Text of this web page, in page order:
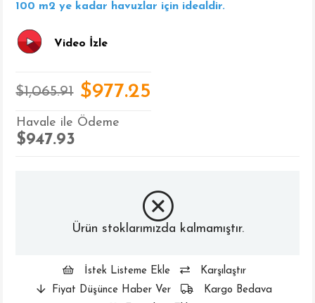
100 m2 ye kadar havuzlar için idealdir.
Video İzle
$1,065.91 $977.25
Havale ile Ödeme
$947.93
Ürün stoklarımızda kalmamıştır.
İstek Listeme Ekle
Karşılaştır
Fiyat Düşünce Haber Ver
Kargo Bedava